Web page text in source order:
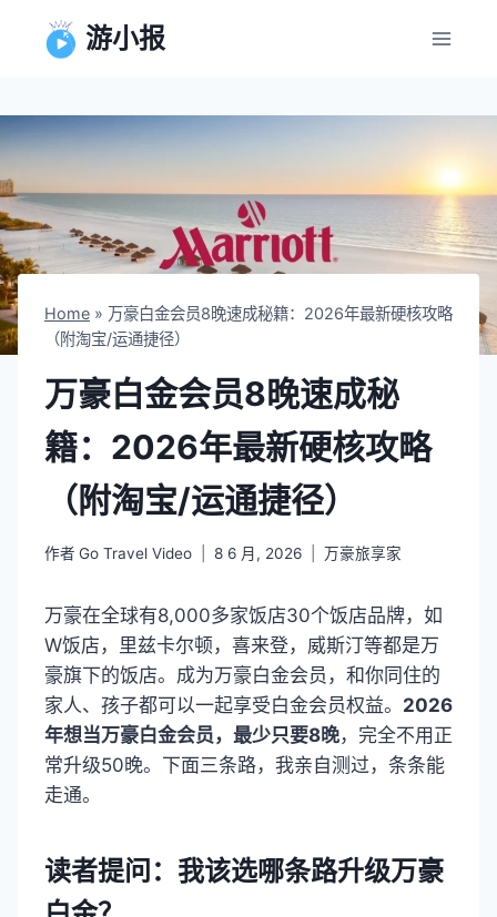
游小报
Home » 万豪白金会员8晚速成秘籍：2026年最新硬核攻略
（附淘宝/运通捷径）
万豪白金会员8晚速成秘
籍：2026年最新硬核攻略
（附淘宝/运通捷径）
作者 Go Travel Video 8 6 月, 2026 万豪旅享家
万豪在全球有8,000多家饭店30个饭店品牌，如
W饭店，里兹卡尔顿，喜来登，威斯汀等都是万
豪旗下的饭店。成为万豪白金会员，和你同住的
家人、孩子都可以一起享受白金会员权益。 2026
年想当万豪白金会员，最少只要8晚，完全不用正
常升级50晚。下面三条路，我亲自测过，条条能
走通。
读者提问：我该选哪条路升级万豪